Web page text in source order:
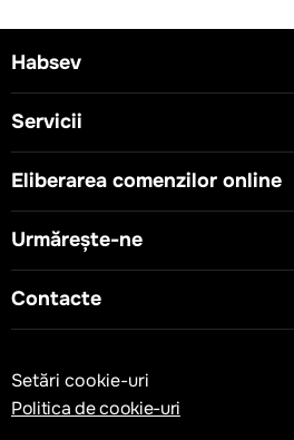
Habsev
Servicii
Eliberarea comenzilor online
Urmărește-ne
Contacte
Setări cookie-uri
Politica de cookie-uri